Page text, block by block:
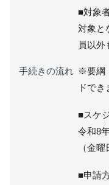
■対象
対象と
員以外
手続きの流れ ※要綱
ドでき
■スケ
令和8
（金
■申請